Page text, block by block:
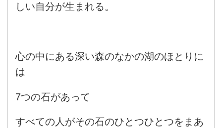
しい自分が生まれる。
心の中にある深い森のなかの湖のほとりに
は
7つの石があって
すべての人がその石のひとつひとつをまあ